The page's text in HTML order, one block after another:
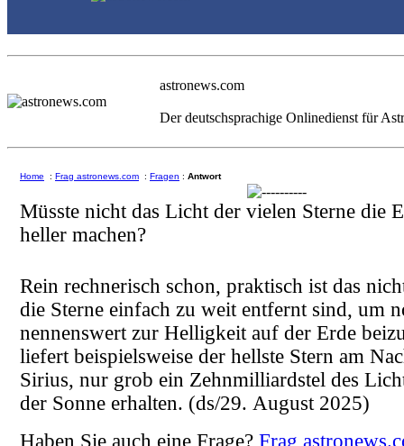
astronews.com
Der deutschsprachige Onlinedienst für
Home : Frag astronews.com : Fragen : Antwort
Müsste nicht das Licht der vielen Sterne die
heller machen?
Rein rechnerisch schon, praktisch ist das
die Sterne einfach zu weit entfernt sind, um
nennenswert zur Helligkeit auf der Erde
liefert beispielsweise der hellste Stern am
Sirius, nur grob ein Zehnmilliardstel des
der Sonne erhalten. (ds/29. August 2025)
Haben Sie auch eine Frage? Frag